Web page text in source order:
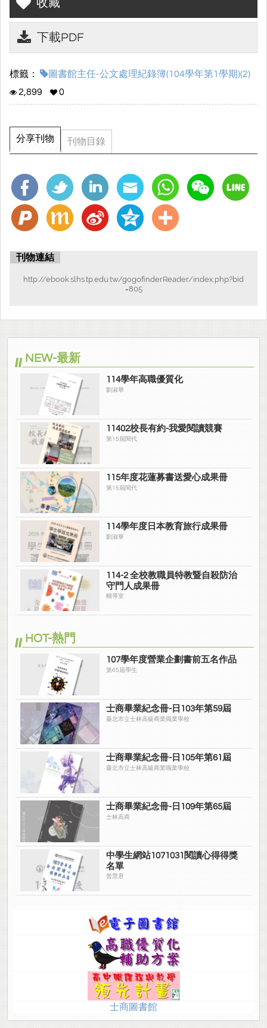
收藏
下載PDF
標籤：
圖書館主任-公文處理紀錄簿(104學年第1學期)(2)
2,899
0
分享刊物 刊物目錄
刊物連結
http://ebook.slhs.tp.edu.tw/gogofinderReader/index.php?bid
=805
NEW-最新
114學年高職優質化
劉淑華
11402校長有約-我愛閱讀競賽
第15屆閱代
115年度花蓮募書送愛心成果冊
第15屆閱代
114學年度日本教育旅行成果冊
劉淑華
114-2 全校教職員特教暨自殺防治
守門人成果冊
輔導室
HOT-熱門
107學年度營業企劃書前五名作品
第65屆學生
士商畢業紀念冊-日103年第59屆
臺北市立士林高級商業職業學校
士商畢業紀念冊-日105年第61屆
臺北市立士林高級商業職業學校
士商畢業紀念冊-日109年第65屆
士林高商
中學生網站1071031閱讀心得得獎
名單
曾慧君
士商圖書館